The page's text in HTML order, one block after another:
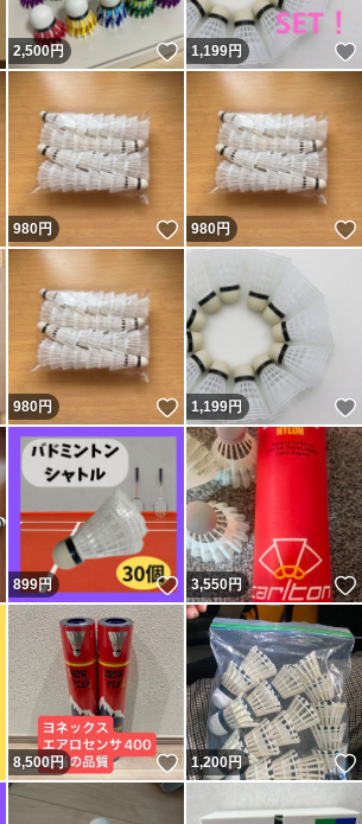
いいね！
2,500円 いいね！
1,199円
いいね！
980円 いいね！
980円
いいね！
980円 いいね！
1,199円
いいね！
899円 いいね！
3,550円
いいね！
8,500円 いいね！
1,200円